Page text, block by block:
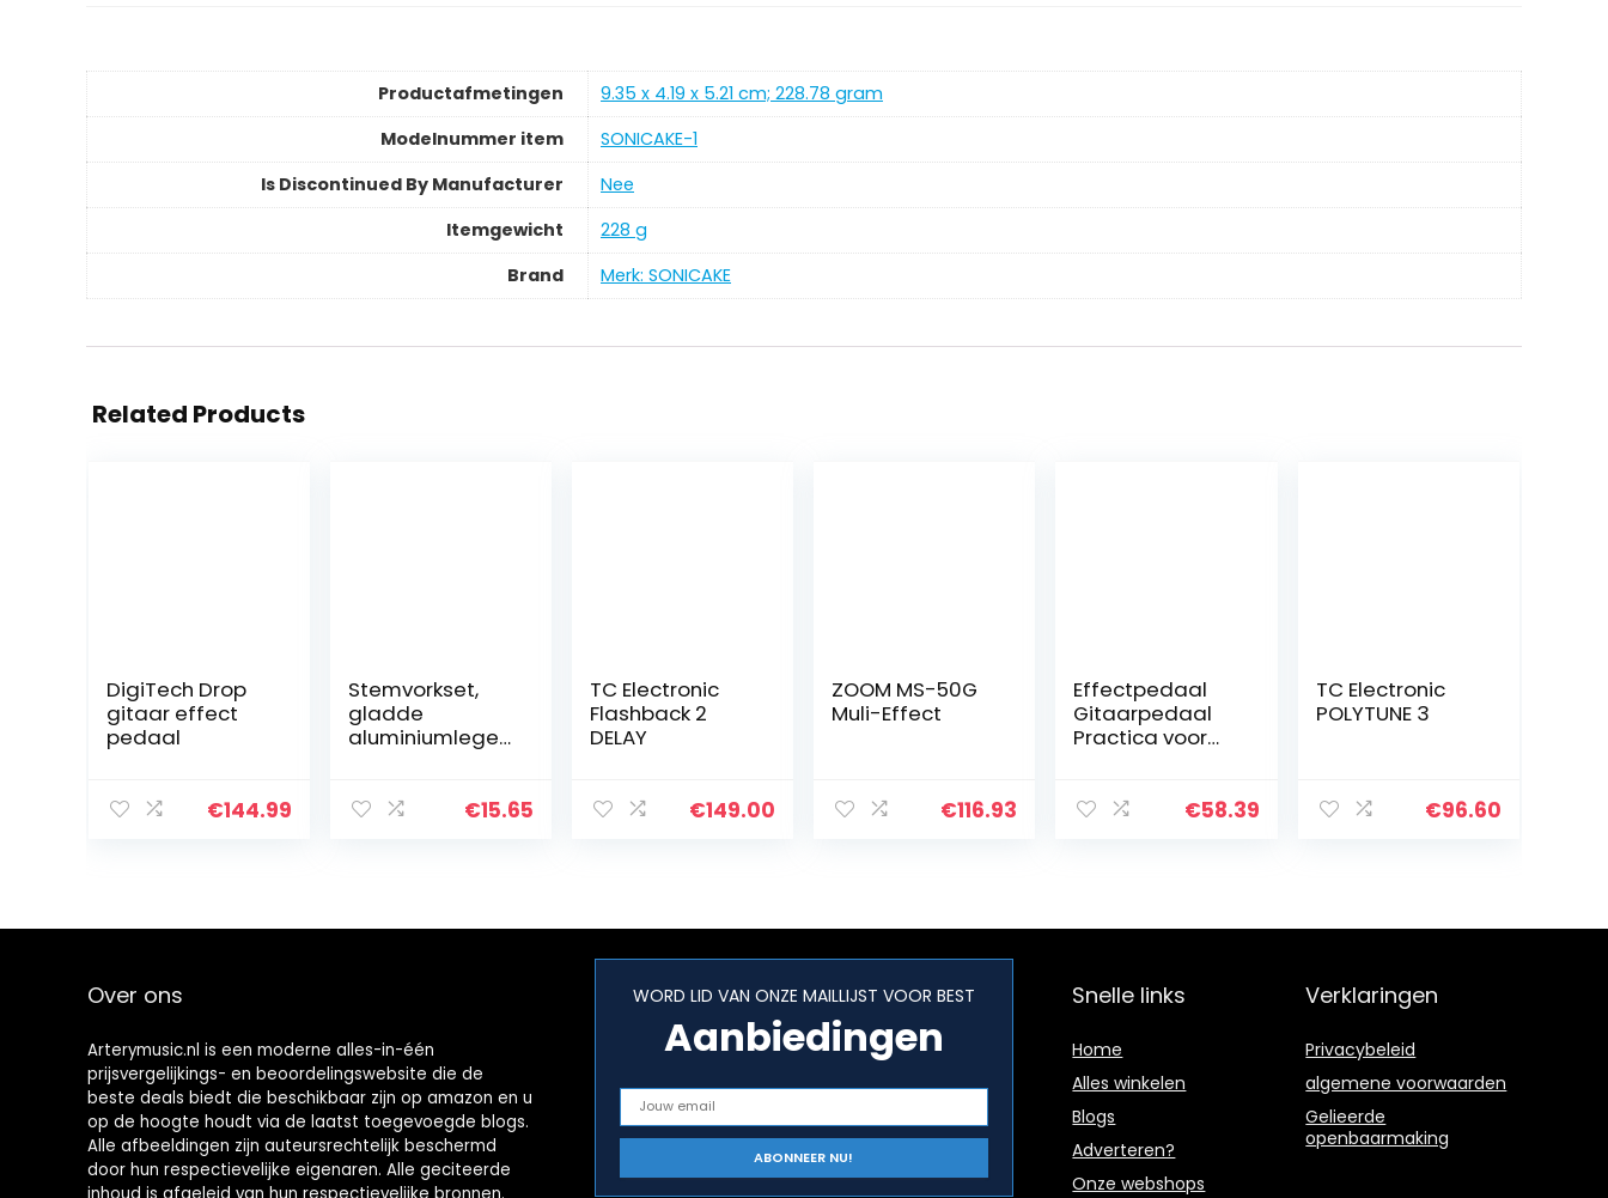
Productafmetingen
‎9.35 x 4.19 x 5.21 cm; 228.78 gram
Modelnummer item
‎SONICAKE-1
Is Discontinued By Manufacturer
‎Nee
Itemgewicht
‎228 g
Brand
Merk: SONICAKE
Related Products
DigiTech Drop
gitaar effect
pedaal
€144.99
Stemvorkset,
gladde
aluminiumlegeri
hamer helpt de
€15.65
TC Electronic
Flashback 2
DELAY
€149.00
ZOOM MS-50G
Muli-Effect
€116.93
Effectpedaal
Gitaarpedaal
Practica voor
gitaarliefhebber
€58.39
TC Electronic
POLYTUNE 3
€96.60
Over ons
Arterymusic.nl is een moderne alles-in-één
prijsvergelijkings- en beoordelingswebsite die de
beste deals biedt die beschikbaar zijn op amazon en u
op de hoogte houdt via de laatst toegevoegde blogs.
Alle afbeeldingen zijn auteursrechtelijk beschermd
door hun respectievelijke eigenaren. Alle geciteerde
inhoud is afgeleid van hun respectievelijke bronnen.
WORD LID VAN ONZE MAILLIJST VOOR BEST
Aanbiedingen
Snelle links
Home
Alles winkelen
Blogs
Adverteren?
Onze webshops
Verklaringen
Privacybeleid
algemene voorwaarden
Gelieerde
openbaarmaking